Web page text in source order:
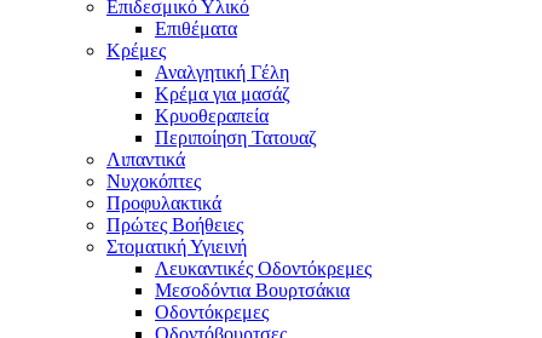
Επιδεσμικό Υλικό
Επιθέματα
Κρέμες
Αναλγητική Γέλη
Κρέμα για μασάζ
Κρυοθεραπεία
Περιποίηση Τατουαζ
Λιπαντικά
Νυχοκόπτες
Προφυλακτικά
Πρώτες Βοήθειες
Στοματική Υγιεινή
Λευκαντικές Οδοντόκρεμες
Μεσοδόντια Βουρτσάκια
Οδοντόκρεμες